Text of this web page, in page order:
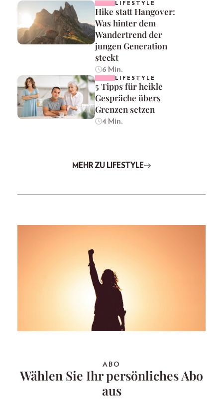
LIFESTYLE
Hike statt Hangover:
Was hinter dem
Wandertrend der
jungen Generation
steckt
6 Min.
LIFESTYLE
5 Tipps für heikle
Gespräche übers
Grenzen setzen
4 Min.
MEHR ZU LIFESTYLE
ABO
Wählen Sie Ihr persönliches Abo
aus